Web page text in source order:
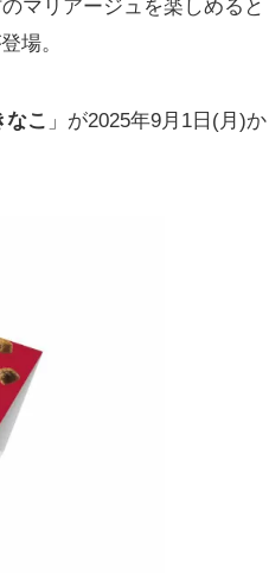
マリアージュを楽しめると
場。
なこ 」が2025年9月1日(月)か